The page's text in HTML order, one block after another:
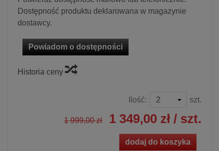
Dostępność produktu deklarowana w magazynie
dostawcy.
Powiadom o dostępności
Historia ceny
Ilość: szt.
1 999,00 zł 1 349,00 zł / szt.
dodaj do koszyka